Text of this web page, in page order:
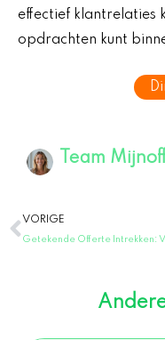
effectief klantrelaties
opdrachten kunt
Team
Vorige
VORIGE